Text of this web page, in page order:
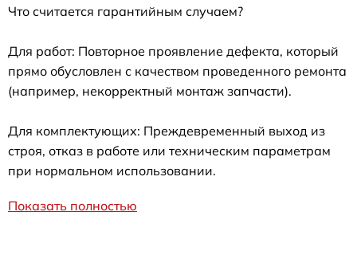
Что считается гарантийным случаем?
Для работ: Повторное проявление дефекта, который
прямо обусловлен с качеством проведенного ремонта
(например, некорректный монтаж запчасти).
Для комплектующих: Преждевременный выход из
строя, отказ в работе или техническим параметрам
при нормальном использовании.
Показать полностью